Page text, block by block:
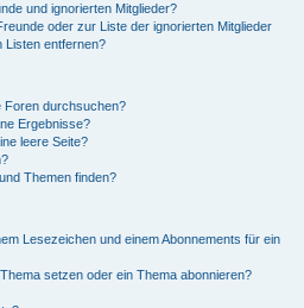
und ignorierten Mitglieder?
oder zur Liste der ignorierten Mitglieder
Listen entfernen?
Foren durchsuchen?
Ergebnisse?
leere Seite?
Themen finden?
Lesezeichen und einem Abonnements für ein
setzen oder ein Thema abonnieren?